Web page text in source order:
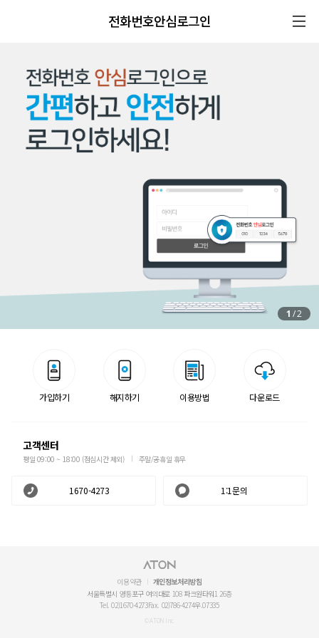
전화번호안심로그인
1 /2
가입하기 해지하기 이용방법 다운로드
고객센터
평일 09:00 ~ 18:00 (점심시간 제외) 주말/공휴일 휴무
1670-4273 1:1문의
이용약관
개인정보처리방침
서울특별시 영등포구 여의대로 108 파크원타워1 26층
Tel. 02)1670-4273Fax. 02)786-4274우.07335
© ATON Inc.